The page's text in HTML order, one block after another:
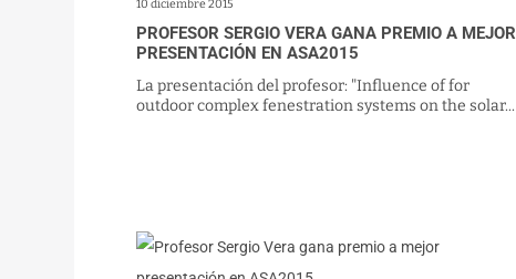
10 diciembre 2015
PROFESOR SERGIO VERA GANA PREMIO A MEJOR
PRESENTACIÓN EN ASA2015
La presentación del profesor: "Influence of for
outdoor complex fenestration systems on the solar...